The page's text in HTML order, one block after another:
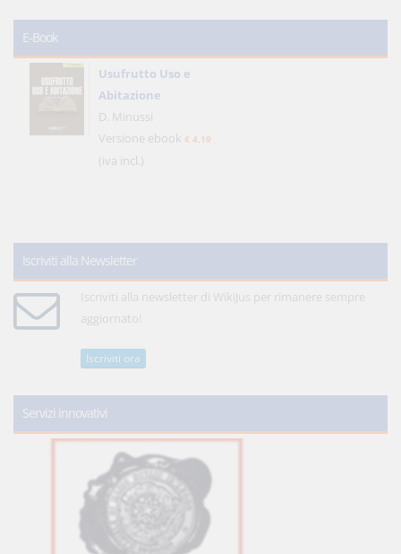
E-Book
Usufrutto Uso e
Abitazione
D. Minussi
Versione ebook € 4,19
(iva incl.)
Iscriviti alla Newsletter
Iscriviti alla newsletter di WikiJus per rimanere sempre
aggiornato!
Iscriviti ora
Servizi innovativi